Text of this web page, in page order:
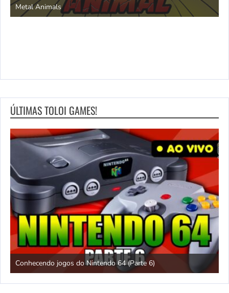
Metal Animals
ÚLTIMAS TOLOI GAMES!
Conhecendo jogos do Nintendo 64 (Parte 6)